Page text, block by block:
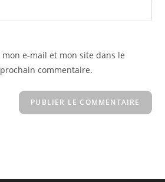
e-mail et mon site dans le
commentaire.